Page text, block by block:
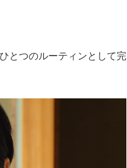
とつのルーティンとして完